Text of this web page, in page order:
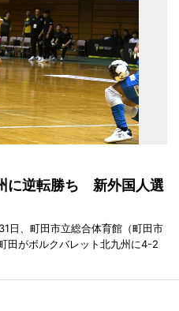
に逆転勝ち 新外国人選
日、町田市立総合体育館（町田市
田がボルクバレット北九州に4-2